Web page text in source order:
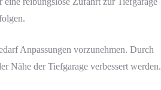
Anpassungen vorzunehmen. Durch
Nähe der Tiefgarage verbessert werden.